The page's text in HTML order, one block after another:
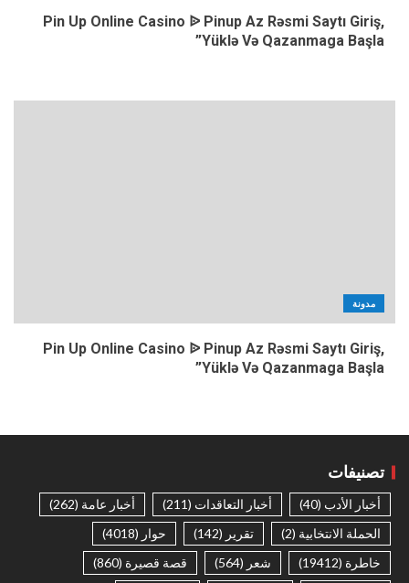
Pin Up Online Casino ᐉ Pinup Az Rəsmi Saytı Giriş,
Yüklə Və Qazanmaga Başla”
مدونة
Pin Up Online Casino ᐉ Pinup Az Rəsmi Saytı Giriş,
Yüklə Və Qazanmaga Başla”
تصنيفات
أخبار الأدب (40) أخبار التعاقدات (211) أخبار عامة (262)
الحملة الانتخابية (2) تقرير (142) حوار (4018)
خاطرة (19412) شعر (564) قصة قصيرة (860)